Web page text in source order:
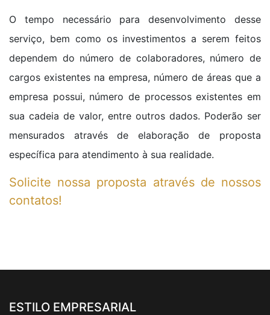
O tempo necessário para desenvolvimento desse
serviço, bem como os investimentos a serem feitos
dependem do número de colaboradores, número de
cargos existentes na empresa, número de áreas que a
empresa possui, número de processos existentes em
sua cadeia de valor, entre outros dados. Poderão ser
mensurados através de elaboração de proposta
específica para atendimento à sua realidade.
Solicite nossa proposta através de nossos
contatos!
ESTILO EMPRESARIAL